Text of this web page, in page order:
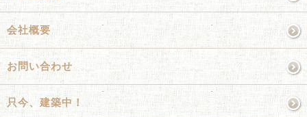
会社概要
お問い合わせ
只今、建築中！